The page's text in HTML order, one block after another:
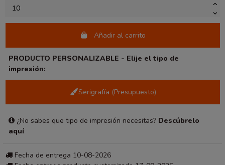
Añadir al carrito
PRODUCTO PERSONALIZABLE - Elije el tipo de
impresión:
Serigrafía (Presupuesto)
¿No sabes que tipo de impresión necesitas?Descúbrelo
aquí
Fecha de entrega 10-08-2026